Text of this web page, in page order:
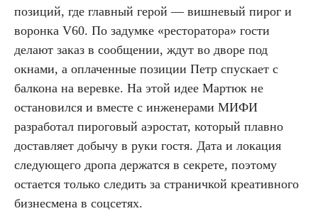
позиций, где главный герой — вишневый пирог и
воронка V60. По задумке «ресторатора» гости
делают заказ в сообщении, ждут во дворе под
окнами, а оплаченные позиции Петр спускает с
балкона на веревке. На этой идее Мартюк не
остановился и вместе с инженерами МИФИ
разработал пироговый аэростат, который плавно
доставляет добычу в руки гостя. Дата и локация
следующего дропа держатся в секрете, поэтому
остается только следить за страничкой креативного
бизнесмена в соцсетях.